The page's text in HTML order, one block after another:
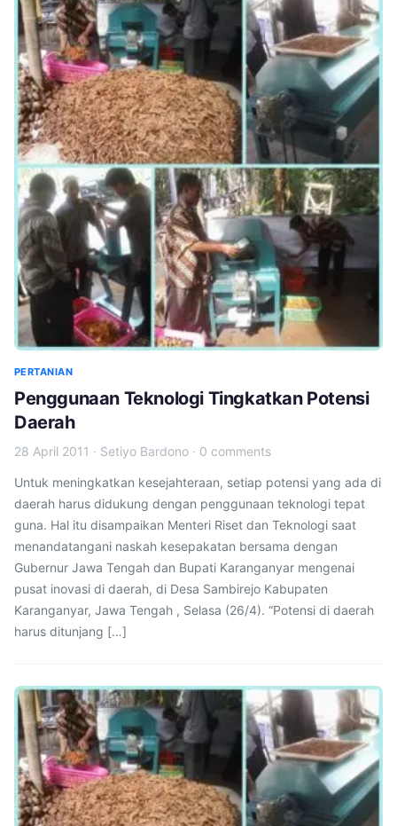
PERTANIAN
Penggunaan Teknologi Tingkatkan Potensi
Daerah
28 April 2011 · Setiyo Bardono · 0 comments
Untuk meningkatkan kesejahteraan, setiap potensi yang ada di
daerah harus didukung dengan penggunaan teknologi tepat
guna. Hal itu disampaikan Menteri Riset dan Teknologi saat
menandatangani naskah kesepakatan bersama dengan
Gubernur Jawa Tengah dan Bupati Karanganyar mengenai
pusat inovasi di daerah, di Desa Sambirejo Kabupaten
Karanganyar, Jawa Tengah , Selasa (26/4). “Potensi di daerah
harus ditunjang […]